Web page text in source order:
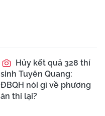
Hủy kết quả 328 thí
sinh Tuyên Quang:
ĐBQH nói gì về phương
án thi lại?